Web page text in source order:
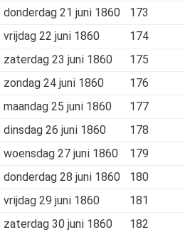
donderdag 21 juni 1860
173
vrijdag 22 juni 1860
174
zaterdag 23 juni 1860
175
zondag 24 juni 1860
176
maandag 25 juni 1860
177
dinsdag 26 juni 1860
178
woensdag 27 juni 1860
179
donderdag 28 juni 1860
180
vrijdag 29 juni 1860
181
zaterdag 30 juni 1860
182